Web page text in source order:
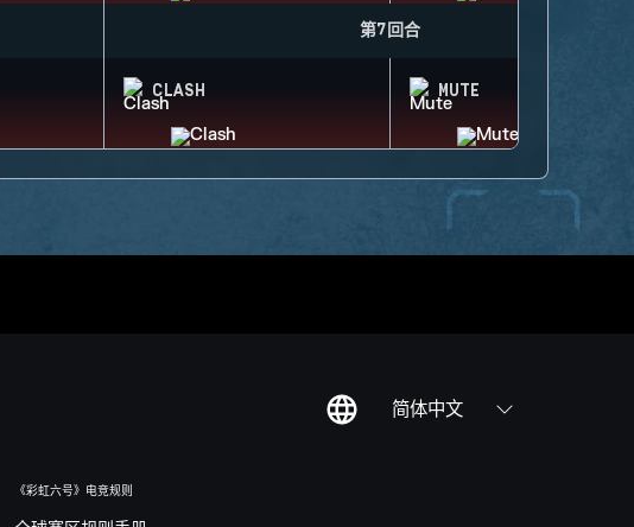
第7回合
CLASH MUTE
简体中文
《彩虹六号》电竞规则